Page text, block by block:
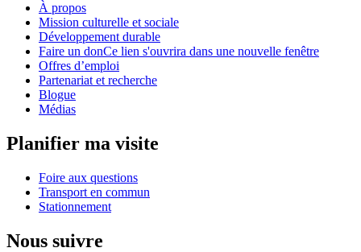
À propos
Mission culturelle et sociale
Développement durable
Faire un donCe lien s'ouvrira dans une nouvelle fenêtre
Offres d’emploi
Partenariat et recherche
Blogue
Médias
Planifier ma visite
Foire aux questions
Transport en commun
Stationnement
Nous suivre